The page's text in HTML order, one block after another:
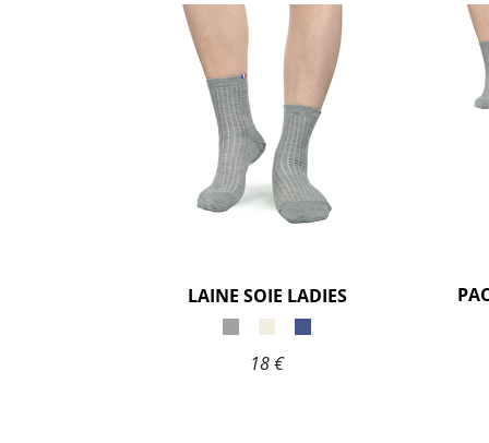
LAINE SOIE LADIES
18 €